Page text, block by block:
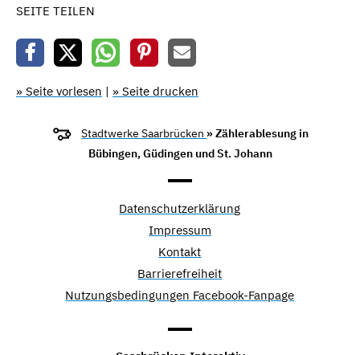
SEITE TEILEN
» Seite vorlesen | » Seite drucken
Stadtwerke Saarbrücken » Zählerablesung in
Bübingen, Güdingen und St. Johann
Datenschutzerklärung
Impressum
Kontakt
Barrierefreiheit
Nutzungsbedingungen Facebook-Fanpage